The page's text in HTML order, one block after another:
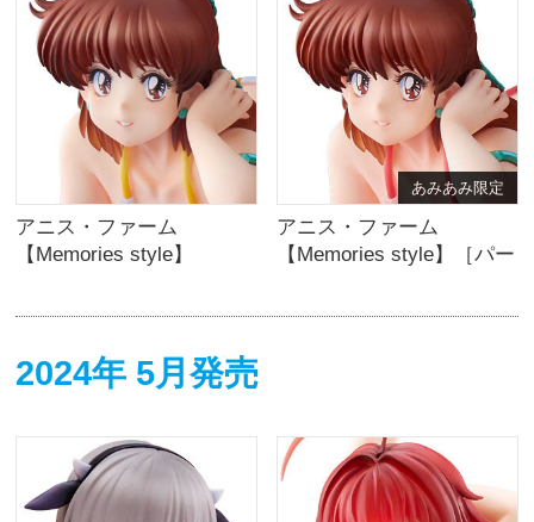
アニス・ファーム
【Memories style】
あみあみ限定
アニス・ファーム
【Memories style】［パー
2024年 5月発売